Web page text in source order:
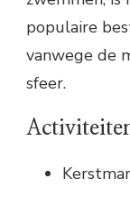
populaire
vanwege de
sfeer.